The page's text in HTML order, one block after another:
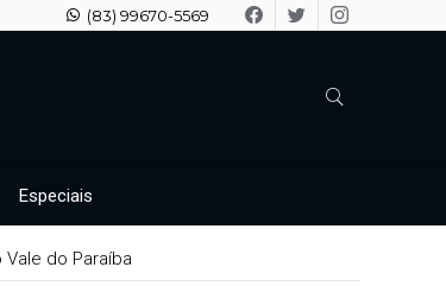
(83) 99670-5569
Especiais
do Paraíba